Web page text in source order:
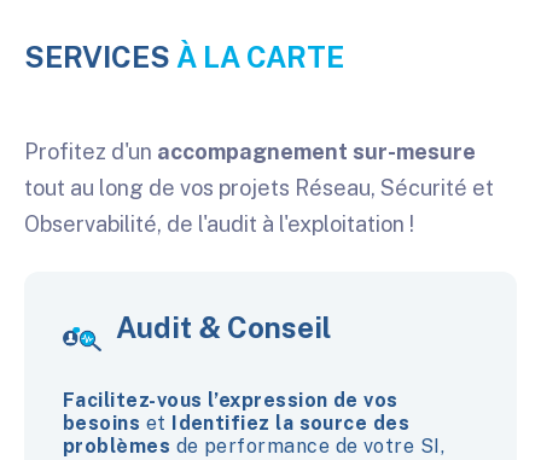
SERVICES À LA CARTE
Profitez d'un accompagnement sur-mesure
tout au long de vos projets Réseau, Sécurité et
Observabilité, de l'audit à l'exploitation !
Audit & Conseil
Facilitez-vous l’expression de vos
besoins et Identifiez la source des
problèmes de performance de votre SI,